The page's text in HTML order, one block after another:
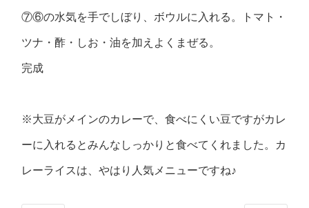
⑦⑥の水気を手でしぼり、ボウルに入れる。トマト・
ツナ・酢・しお・油を加えよくまぜる。
完成
※大豆がメインのカレーで、食べにくい豆ですがカレ
ーに入れるとみんなしっかりと食べてくれました。カ
レーライスは、やはり人気メニューですね♪